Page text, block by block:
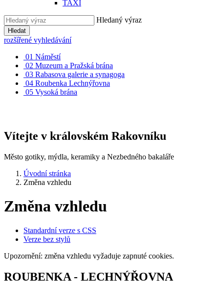
TAXI
Hledaný výraz
Hledat
rozšířené vyhledávání
01 Náměstí
02 Muzeum a Pražská brána
03 Rabasova galerie a synagoga
04 Roubenka Lechnýřovna
05 Vysoká brána
Vítejte v královském Rakovníku
Město gotiky, mýdla, keramiky a Nezbedného bakaláře
Úvodní stránka
Změna vzhledu
Změna vzhledu
Standardní verze s CSS
Verze bez stylů
Upozornění: změna vzhledu vyžaduje zapnuté cookies.
ROUBENKA - LECHNÝŘOVNA